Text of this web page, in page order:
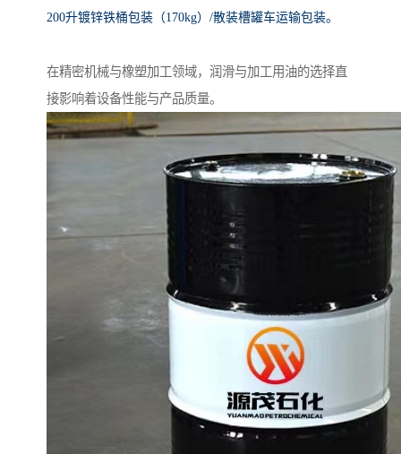
200升镀锌铁桶包装（170kg）/散装槽罐车运输包装。
在精密机械与橡塑加工领域，润滑与加工用油的选择直
接影响着设备性能与产品质量。